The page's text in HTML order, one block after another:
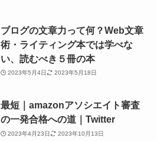
ブログの文章力って何？Web文章
術・ライティング本では学べな
い、読むべき５冊の本
2023年5月4日 2023年5月18日
最短｜amazonアソシエイト審査
の一発合格への道｜Twitter
2023年4月23日 2023年10月13日